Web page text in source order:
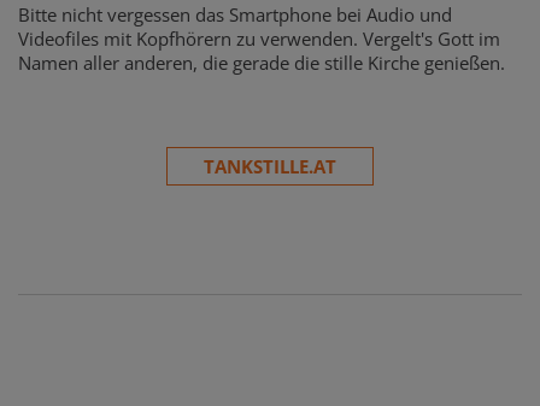
Bitte nicht vergessen das Smartphone bei Audio und
Videofiles mit Kopfhörern zu verwenden. Vergelt's Gott im
Namen aller anderen, die gerade die stille Kirche genießen.
TANKSTILLE.AT